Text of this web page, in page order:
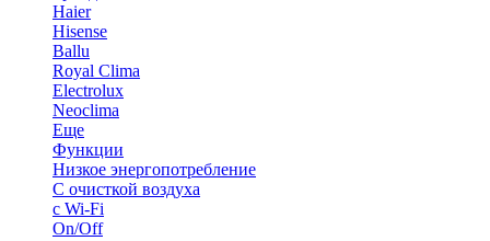
Haier
Hisense
Ballu
Royal Clima
Electrolux
Neoclima
Еще
Функции
Низкое энергопотребление
С очисткой воздуха
с Wi-Fi
On/Off